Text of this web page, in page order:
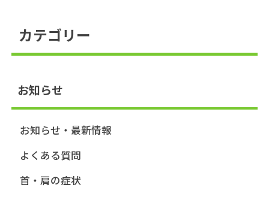
カテゴリー
お知らせ
お知らせ・最新情報
よくある質問
首・肩の症状